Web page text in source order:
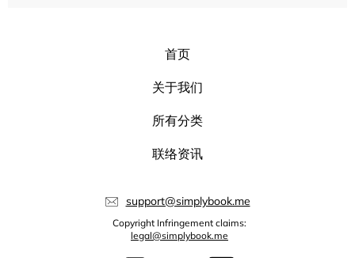
首页
关于我们
所有分类
联络资讯
support@simplybook.me
Copyright Infringement claims:
legal@simplybook.me